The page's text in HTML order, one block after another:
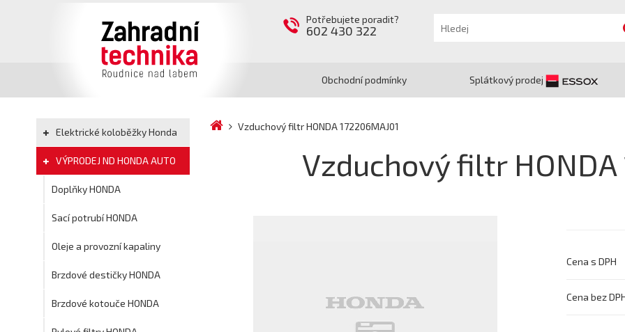
Potřebujete poradit?
602 430 322
Obchodní podmínky Splátkový prodej
Elektrické koloběžky Honda
VÝPRODEJ ND HONDA AUTO
Doplňky HONDA
Sací potrubí HONDA
Oleje a provozní kapaliny
Brzdové destičky HONDA
Brzdové kotouče HONDA
Vzduchový filtr HONDA 172206MAJ01
Vzduchový filtr HONDA
Cena s DPH
Cena bez